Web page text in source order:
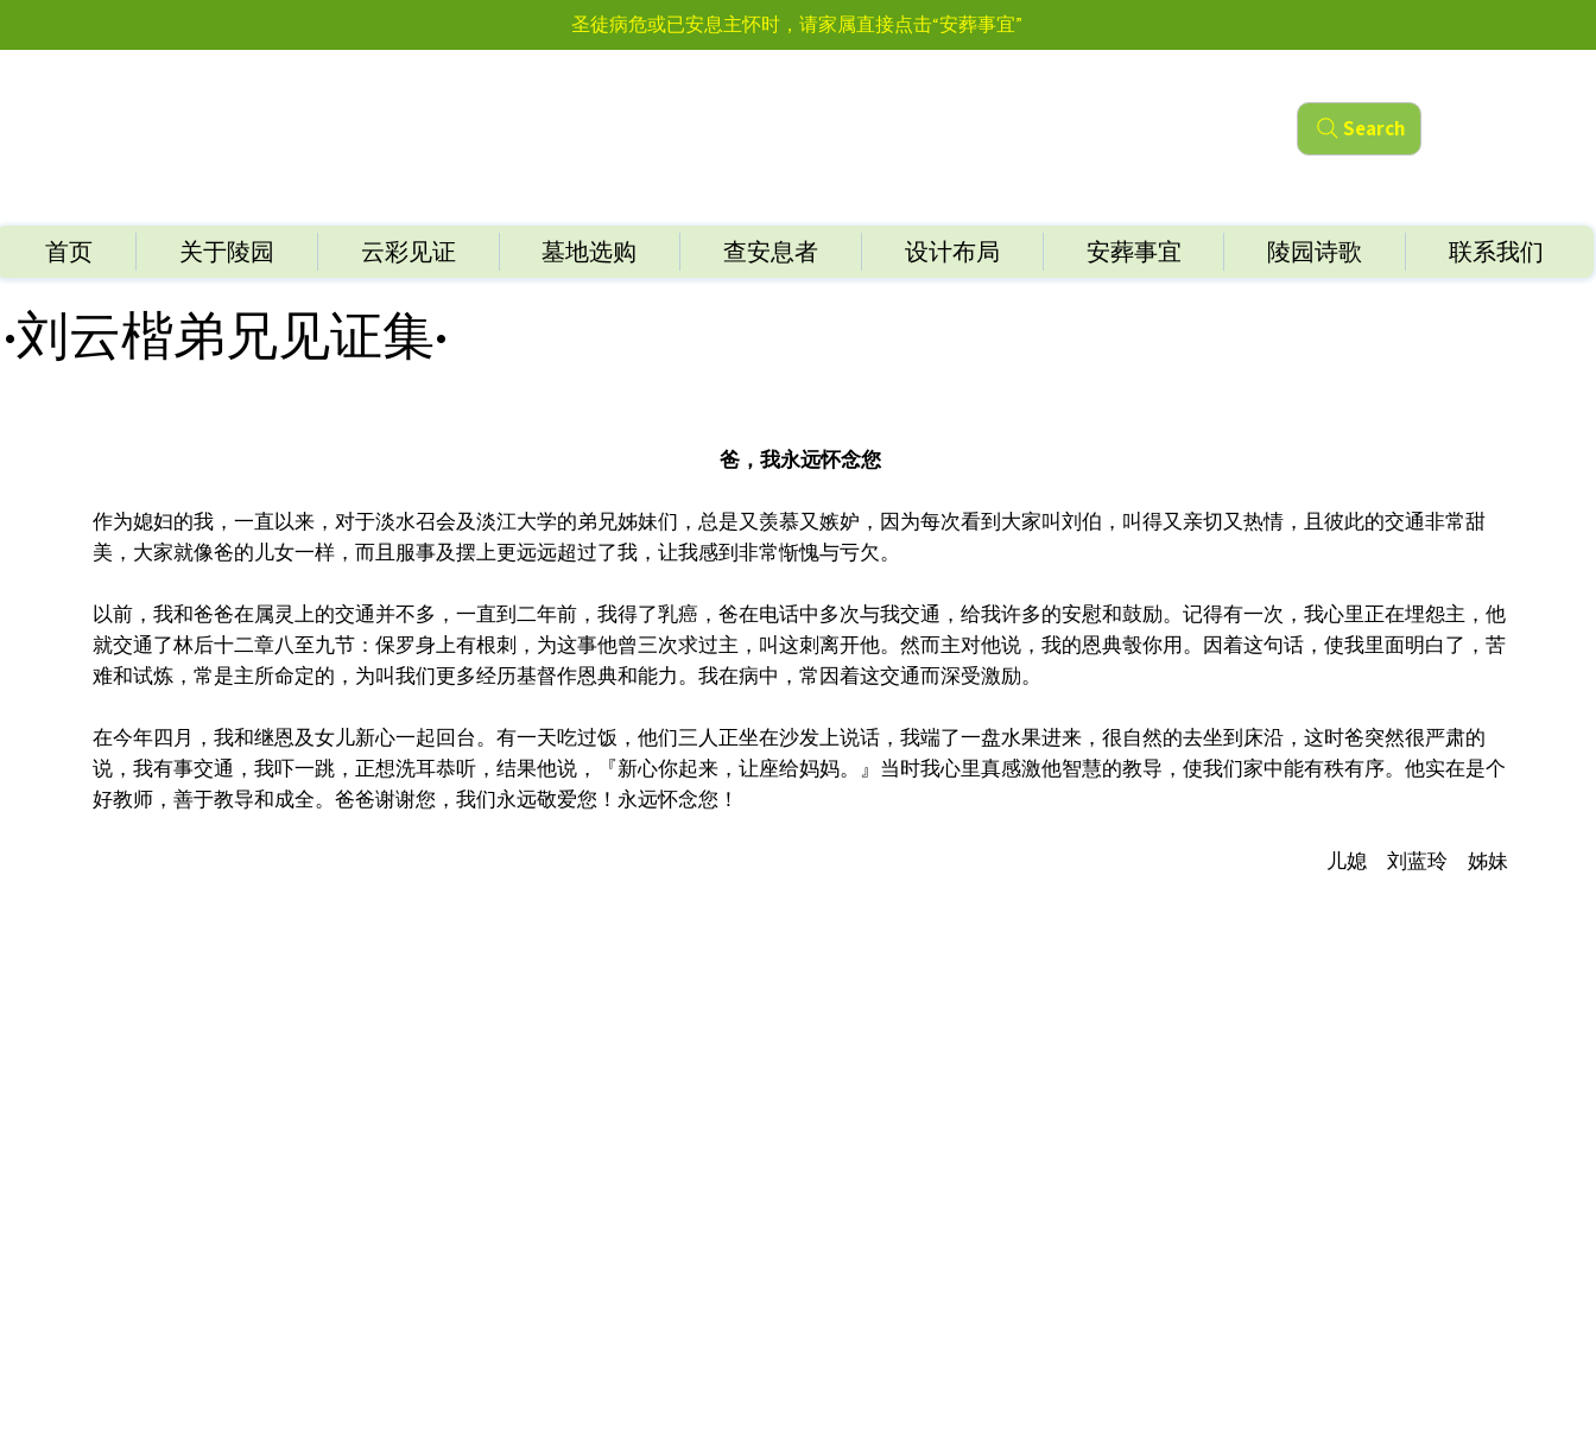
圣徒病危或已安息主怀时，请家属直接点击“安葬事宜”
首页 关于陵园 云彩见证 墓地选购 查安息者 设计布局 安葬事宜 陵园诗歌 联系我们
Search
​·刘云楷弟兄见证集·
爸，我永远怀念您
作为媳妇的我，一直以来，对于淡水召会及淡江大学的弟兄姊妹们，总是又羡慕又嫉妒，因为每次看到大家叫刘伯，叫得又亲切又热情，且彼此的交通非常甜
美，大家就像爸的儿女一样，而且服事及摆上更远远超过了我，让我感到非常惭愧与亏欠。
以前，我和爸爸在属灵上的交通并不多，一直到二年前，我得了乳癌，爸在电话中多次与我交通，给我许多的安慰和鼓励。记得有一次，我心里正在埋怨主，他
就交通了林后十二章八至九节：保罗身上有根刺，为这事他曾三次求过主，叫这刺离开他。然而主对他说，我的恩典彀你用。因着这句话，使我里面明白了，苦
难和试炼，常是主所命定的，为叫我们更多经历基督作恩典和能力。我在病中，常因着这交通而深受激励。
在今年四月，我和继恩及女儿新心一起回台。有一天吃过饭，他们三人正坐在沙发上说话，我端了一盘水果进来，很自然的去坐到床沿，这时爸突然很严肃的
说，我有事交通，我吓一跳，正想洗耳恭听，结果他说，『新心你起来，让座给妈妈。』当时我心里真感激他智慧的教导，使我们家中能有秩有序。他实在是个
好教师，善于教导和成全。爸爸谢谢您，我们永远敬爱您！永远怀念您！
儿媳 刘蓝玲 姊妹